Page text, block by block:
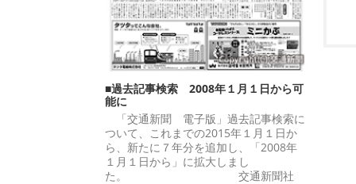
■過去記事検索 2008年１月１日から可
能に
「交通新聞 電子版」過去記事検索に
ついて、これまでの2015年１月１日か
ら、新たに７年分を追加し、「2008年
１月１日から」に拡大しまし
た。 交通新聞社